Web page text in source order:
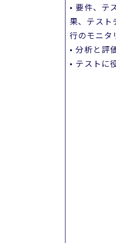
• 要件、テ
果、テスト
行のモニタ
• 分析と評
• テストに